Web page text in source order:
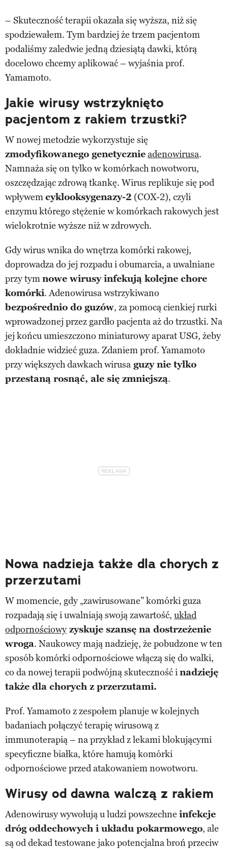
– Skuteczność terapii okazała się wyższa, niż się
spodziewałem. Tym bardziej że trzem pacjentom
podaliśmy zaledwie jedną dziesiątą dawki, którą
docelowo chcemy aplikować – wyjaśnia prof.
Yamamoto.
Jakie wirusy wstrzyknięto
pacjentom z rakiem trzustki?
W nowej metodzie wykorzystuje się
zmodyfikowanego genetycznieadenowirusa.
Namnaża się on tylko w komórkach nowotworu,
oszczędzając zdrową tkankę. Wirus replikuje się pod
wpływemcyklooksygenazy-2 (COX-2), czyli
enzymu którego stężenie w komórkach rakowych jest
wielokrotnie wyższe niż w zdrowych.
Gdy wirus wnika do wnętrza komórki rakowej,
doprowadza do jej rozpadu i obumarcia, a uwalniane
przy tymnowe wirusy infekują kolejne chore
komórki. Adenowirusa wstrzykiwano
bezpośrednio do guzów, za pomocą cienkiej rurki
wprowadzonej przez gardło pacjenta aż do trzustki. Na
jej końcu umieszczono miniaturowy aparat USG, żeby
dokładnie widzieć guza. Zdaniem prof. Yamamoto
przy większych dawkach wirusa guzy nie tylko
przestaną rosnąć, ale się zmniejszą.
Nowa nadzieja także dla chorych z
przerzutami
W momencie, gdy „zawirusowane” komórki guza
rozpadają się i uwalniają swoją zawartość, układ
odpornościowy zyskuje szansę na dostrzeżenie
wroga. Naukowcy mają nadzieję, że pobudzone w ten
sposób komórki odpornościowe włączą się do walki,
co da nowej terapii podwójną skuteczność inadzieję
także dla chorych z przerzutami.
Prof. Yamamoto z zespołem planuje w kolejnych
badaniach połączyć terapię wirusową z
immunoterapią – na przykład z lekami blokującymi
specyficzne białka, które hamują komórki
odpornościowe przed atakowaniem nowotworu.
Wirusy od dawna walczą z rakiem
Adenowirusy wywołują u ludzi powszechne infekcje
dróg oddechowych i układu pokarmowego, ale
są od dekad testowane jako potencjalna broń przeciw